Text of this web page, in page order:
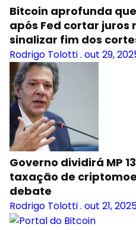
Bitcoin aprofunda
após Fed cortar juros
sinalizar fim dos
Rodrigo Tolotti. out 29,
Governo dividirá MP
taxação de
debate
Rodrigo Tolotti. out 21,